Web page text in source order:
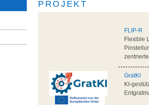
PROJEKT
FLIP-R
Flexible
GratKI
KI-